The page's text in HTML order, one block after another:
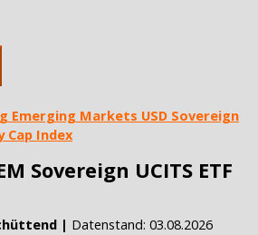
Emerging Markets USD Sovereign
Cap Index
Sovereign UCITS ETF
| Datenstand: 03.08.2026